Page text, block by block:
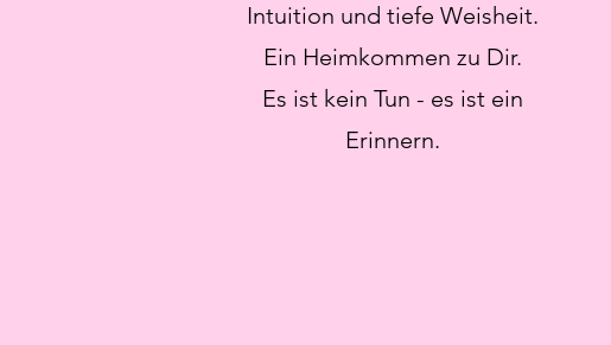
Intuition und tiefe Weisheit.
Ein Heimkommen zu Dir.
Es ist kein Tun - es ist ein
Erinnern.